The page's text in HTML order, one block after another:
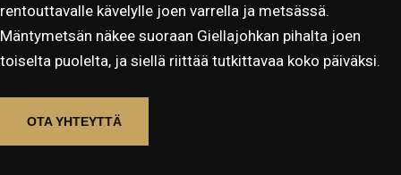
rentouttavalle kävelylle joen varrella ja metsässä.
Mäntymetsän näkee suoraan Giellajohkan pihalta joen
toiselta puolelta, ja siellä riittää tutkittavaa koko päiväksi.
OTA YHTEYTTÄ